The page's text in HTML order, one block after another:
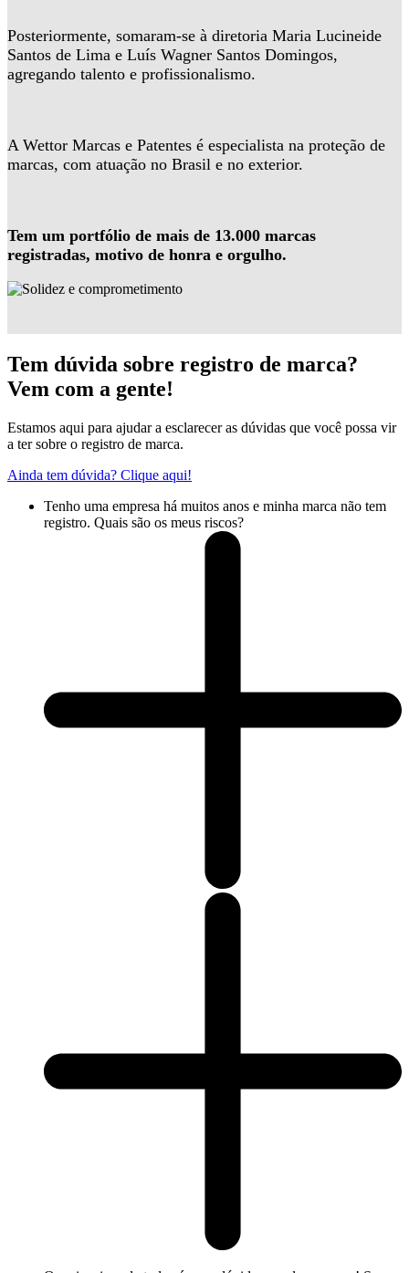
Posteriormente, somaram-se à diretoria Maria Lucineide
Santos de Lima e Luís Wagner Santos Domingos,
agregando talento e profissionalismo.
A Wettor Marcas e Patentes é especialista na proteção de
marcas, com atuação no Brasil e no exterior.
Tem um portfólio de mais de 13.000 marcas
registradas, motivo de honra e orgulho.
Tem dúvida sobre registro de marca?
Vem com a gente!
Estamos aqui para ajudar a esclarecer as dúvidas que você possa vir
a ter sobre o registro de marca.
Ainda tem dúvida? Clique aqui!
Tenho uma empresa há muitos anos e minha marca não tem
registro. Quais são os meus riscos?